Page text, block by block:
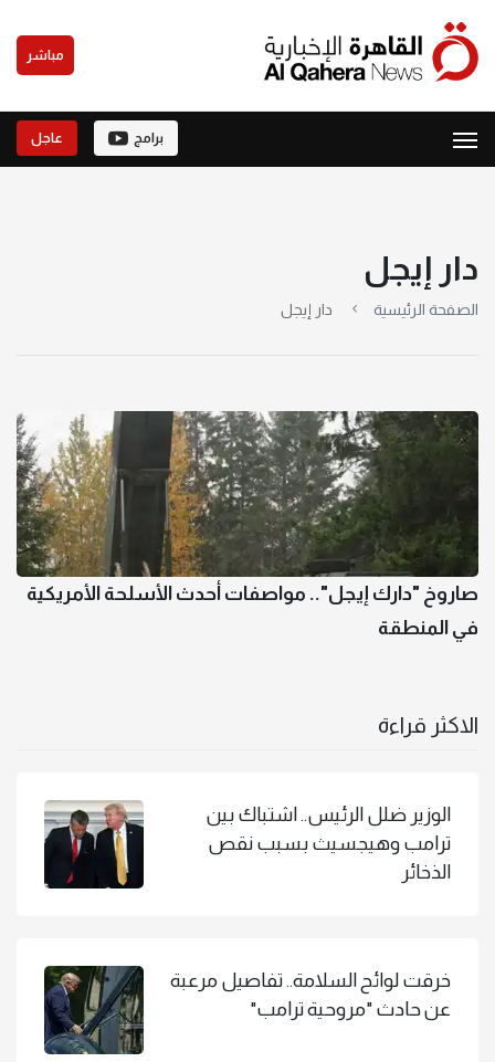
مباشر
برامج عاجل
دار إيجل
الصفحة الرئيسية دار إيجل
صاروخ "دارك إيجل".. مواصفات أحدث الأسلحة الأمريكية
في المنطقة
الاكثر قراءة
الوزير ضلل الرئيس.. اشتباك بين
ترامب وهيجسيث بسبب نقص
الذخائر
خرقت لوائح السلامة.. تفاصيل مرعبة
عن حادث "مروحية ترامب"